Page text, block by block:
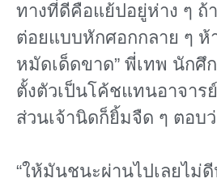
ทางที่ดีคือแย้ปอยู่ห่าง ๆ ถ้
ต่อยแบบหักศอกกลาย ๆ ห้
หมัดเด็ดขาด” พี่เทพ นัก
ตั้งตัวเป็นโค้ชแทนอาจาร
ส่วนเจ้านิดก็ยิ้มจืด ๆ ตอบ
“ให้มันชนะผ่านไปเลยไม่